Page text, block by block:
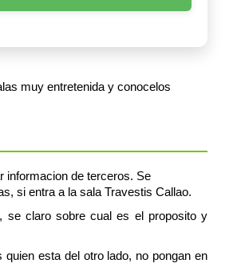
muy entretenida y conocelos
informacion de terceros. Se
si entra a la sala Travestis Callao.
se claro sobre cual es el proposito y
esta del otro lado, no pongan en